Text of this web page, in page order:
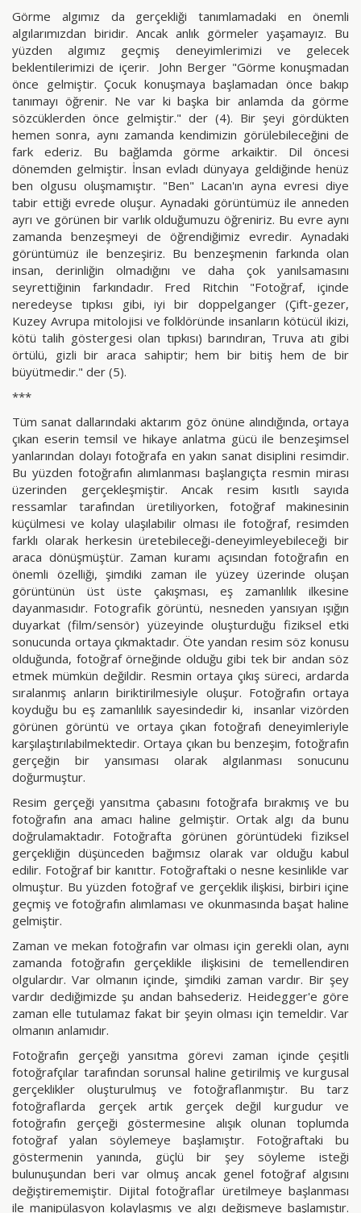
Görme algımız da gerçekliği tanımlamadaki en önemli
algılarımızdan biridir. Ancak anlık görmeler yaşamayız. Bu
yüzden algımız geçmiş deneyimlerimizi ve gelecek
beklentilerimizi de içerir. John Berger "Görme konuşmadan
önce gelmiştir. Çocuk konuşmaya başlamadan önce bakıp
tanımayı öğrenir. Ne var ki başka bir anlamda da görme
sözcüklerden önce gelmiştir." der (4). Bir şeyi gördükten
hemen sonra, aynı zamanda kendimizin görülebileceğini de
fark ederiz. Bu bağlamda görme arkaiktir. Dil öncesi
dönemden gelmiştir. İnsan evladı dünyaya geldiğinde henüz
ben olgusu oluşmamıştır. "Ben" Lacan'ın ayna evresi diye
tabir ettiği evrede oluşur. Aynadaki görüntümüz ile anneden
ayrı ve görünen bir varlık olduğumuzu öğreniriz. Bu evre aynı
zamanda benzeşmeyi de öğrendiğimiz evredir. Aynadaki
görüntümüz ile benzeşiriz. Bu benzeşmenin farkında olan
insan, derinliğin olmadığını ve daha çok yanılsamasını
seyrettiğinin farkındadır. Fred Ritchin "Fotoğraf, içinde
neredeyse tıpkısı gibi, iyi bir doppelganger (Çift-gezer,
Kuzey Avrupa mitolojisi ve folklöründe insanların kötücül ikizi,
kötü talih göstergesi olan tıpkısı) barındıran, Truva atı gibi
örtülü, gizli bir araca sahiptir; hem bir bitiş hem de bir
büyütmedir." der (5).
***
Tüm sanat dallarındaki aktarım göz önüne alındığında, ortaya
çıkan eserin temsil ve hikaye anlatma gücü ile benzeşimsel
yanlarından dolayı fotoğrafa en yakın sanat disiplini resimdir.
Bu yüzden fotoğrafın alımlanması başlangıçta resmin mirası
üzerinden gerçekleşmiştir. Ancak resim kısıtlı sayıda
ressamlar tarafından üretiliyorken, fotoğraf makinesinin
küçülmesi ve kolay ulaşılabilir olması ile fotoğraf, resimden
farklı olarak herkesin üretebileceği-deneyimleyebileceği bir
araca dönüşmüştür. Zaman kuramı açısından fotoğrafın en
önemli özelliği, şimdiki zaman ile yüzey üzerinde oluşan
görüntünün üst üste çakışması, eş zamanlılık ilkesine
dayanmasıdır. Fotografik görüntü, nesneden yansıyan ışığın
duyarkat (film/sensör) yüzeyinde oluşturduğu fiziksel etki
sonucunda ortaya çıkmaktadır. Öte yandan resim söz konusu
olduğunda, fotoğraf örneğinde olduğu gibi tek bir andan söz
etmek mümkün değildir. Resmin ortaya çıkış süreci, ardarda
sıralanmış anların biriktirilmesiyle oluşur. Fotoğrafın ortaya
koyduğu bu eş zamanlılık sayesindedir ki, insanlar vizörden
görünen görüntü ve ortaya çıkan fotoğrafı deneyimleriyle
karşılaştırılabilmektedir. Ortaya çıkan bu benzeşim, fotoğrafın
gerçeğin bir yansıması olarak algılanması sonucunu
doğurmuştur.
Resim gerçeği yansıtma çabasını fotoğrafa bırakmış ve bu
fotoğrafın ana amacı haline gelmiştir. Ortak algı da bunu
doğrulamaktadır. Fotoğrafta görünen görüntüdeki fiziksel
gerçekliğin düşünceden bağımsız olarak var olduğu kabul
edilir. Fotoğraf bir kanıttır. Fotoğraftaki o nesne kesinlikle var
olmuştur. Bu yüzden fotoğraf ve gerçeklik ilişkisi, birbiri içine
geçmiş ve fotoğrafın alımlaması ve okunmasında başat haline
gelmiştir.
Zaman ve mekan fotoğrafın var olması için gerekli olan, aynı
zamanda fotoğrafın gerçeklikle ilişkisini de temellendiren
olgulardır. Var olmanın içinde, şimdiki zaman vardır. Bir şey
vardır dediğimizde şu andan bahsederiz. Heidegger'e göre
zaman elle tutulamaz fakat bir şeyin olması için temeldir. Var
olmanın anlamıdır.
Fotoğrafın gerçeği yansıtma görevi zaman içinde çeşitli
fotoğrafçılar tarafından sorunsal haline getirilmiş ve kurgusal
gerçeklikler oluşturulmuş ve fotoğraflanmıştır. Bu tarz
fotoğraflarda gerçek artık gerçek değil kurgudur ve
fotoğrafın gerçeği göstermesine alışık olunan toplumda
fotoğraf yalan söylemeye başlamıştır. Fotoğraftaki bu
göstermenin yanında, güçlü bir şey söyleme isteği
bulunuşundan beri var olmuş ancak genel fotoğraf algısını
değiştirememiştir. Dijital fotoğraflar üretilmeye başlanması
ile manipülasyon kolaylaşmış ve algı değişmeye başlamıştır.